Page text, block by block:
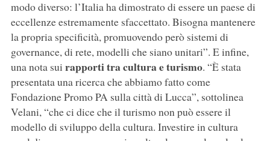
modo diverso: l’Italia ha dimostrato di essere un paese di
eccellenze estremamente sfaccettato. Bisogna mantenere
la propria specificità, promuovendo però sistemi di
governance, di rete, modelli che siano unitari”. E infine,
una nota sui rapporti tra cultura e turismo. “È stata
presentata una ricerca che abbiamo fatto come
Fondazione Promo PA sulla città di Lucca”, sottolinea
Velani, “che ci dice che il turismo non può essere il
modello di sviluppo della cultura. Investire in cultura